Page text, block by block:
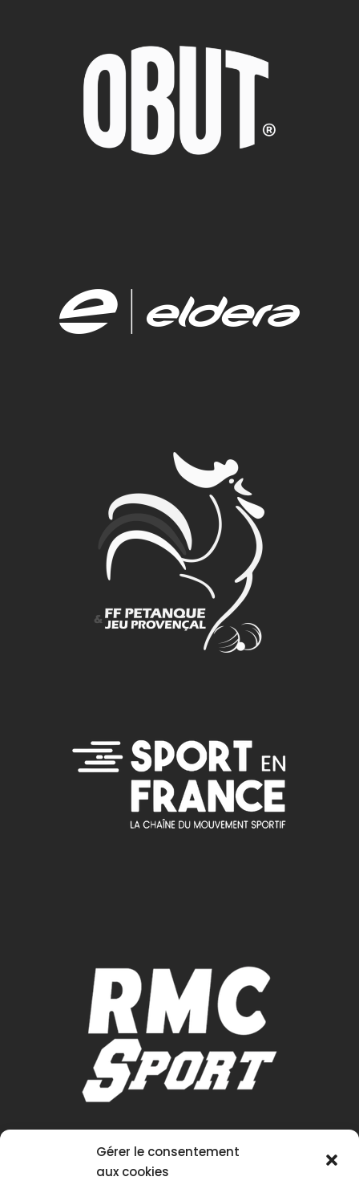
Gérer le consentement
aux cookies